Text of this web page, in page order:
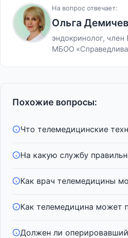
На вопрос отвечает:
Ольга
эндокринолог, член
МБОО
Похожие вопросы:
Что телемедицинские
На какую службу
Как врач телемедицины
Как телемедицина может
Должен ли